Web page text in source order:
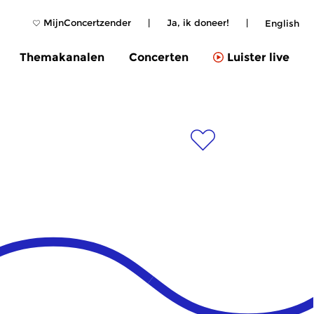
MijnConcertzender | Ja, ik doneer! | English
Themakanalen Concerten Luister live